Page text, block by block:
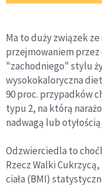
Ma to duży związek
przejmowaniem
"zachodniego" stylu
wysokokaloryczna
90 proc. przypadków
typu 2, na którą
nadwagą lub
Odzwierciedla to
Rzecz Walki
ciała (BMI)